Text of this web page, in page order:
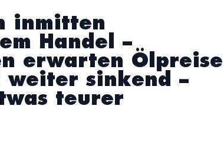
inmitten
Handel –
erwarten Ölpreise
sinkend –
teurer